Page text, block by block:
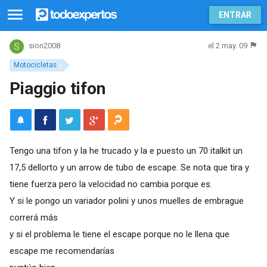
ENTRAR
Motocicletas
sion2008 el 2 may. 09
Piaggio tifon
Tengo una tifon y la he trucado y la e puesto un 70 italkit un
17,5 dellorto y un arrow de tubo de escape. Se nota que tira y
tiene fuerza pero la velocidad no cambia porque es.
Y si le pongo un variador polini y unos muelles de embrague
correrá más
y si el problema le tiene el escape porque no le llena que
escape me recomendarías